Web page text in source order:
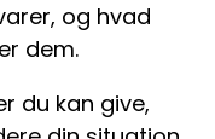
og hvad
dem.
du kan give,